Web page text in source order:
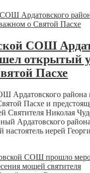
СОШ
открытый
Пасхе
Ардатовского
Пасхе и
Святителя Николая
Ардатовского
настоятель иерей